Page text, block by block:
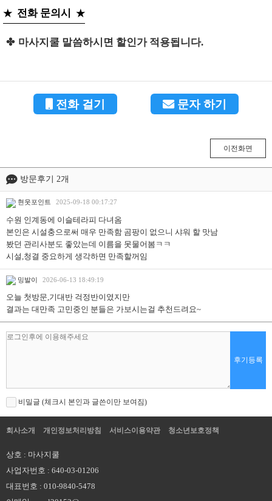
★ 전화 문의시 ★
✤ 마사지쿨 말씀하시면 할인가 적용됩니다.
전화 걸기 문자 하기
이전화면
방문후기 2개
현웃포인트 2025-09-18 00:17:27
수원 인계동에 이슬테라피 다녀옴
본인은 시설충으로써 매우 만족함 곰팡이 없으니 샤워 할 맛남
봤던 관리사분도 좋았는데 이름을 못물어봄ㅋㅋ
시설,청결 중요하게 생각하면 만족할꺼임
밍발이 2026-06-13 18:49:19
오늘 첫방문,기대반 걱정반이였지만
결과는 대만족 고민중인 분들은 가보시는걸 추천드려요~
후기등록
비밀글 (체크시 본인과 글쓴이만 보여짐)
회사소개 개인정보처리방침 서비스이용약관 청소년보호정책
상호 : 마사지쿨
사업자번호 : 640-03-01206
대표번호 : 010-9840-5478